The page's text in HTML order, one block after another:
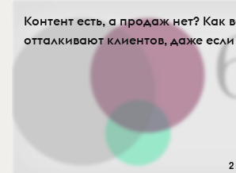
Контент есть, а продаж нет? Как
отталкивают клиентов, даже